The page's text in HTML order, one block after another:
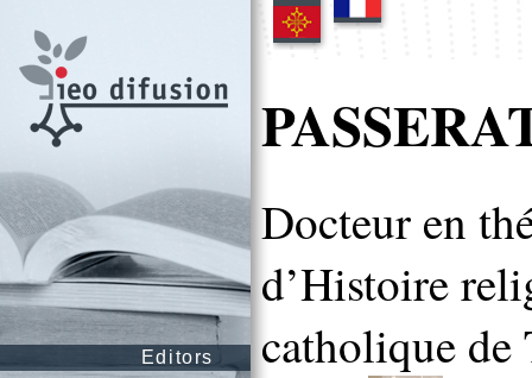
Editors
Docteur en
d’Histoire
catholique de